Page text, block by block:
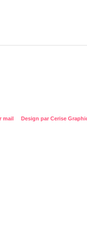
mail Design par Cerise